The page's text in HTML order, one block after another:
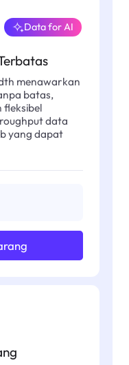
Data for AI
menawarkan
batas,
fleksibel
data
yang dapat